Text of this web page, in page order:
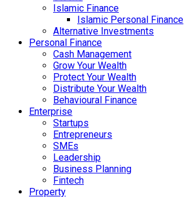
Islamic Finance
Islamic Personal Finance
Alternative Investments
Personal Finance
Cash Management
Grow Your Wealth
Protect Your Wealth
Distribute Your Wealth
Behavioural Finance
Enterprise
Startups
Entrepreneurs
SMEs
Leadership
Business Planning
Fintech
Property